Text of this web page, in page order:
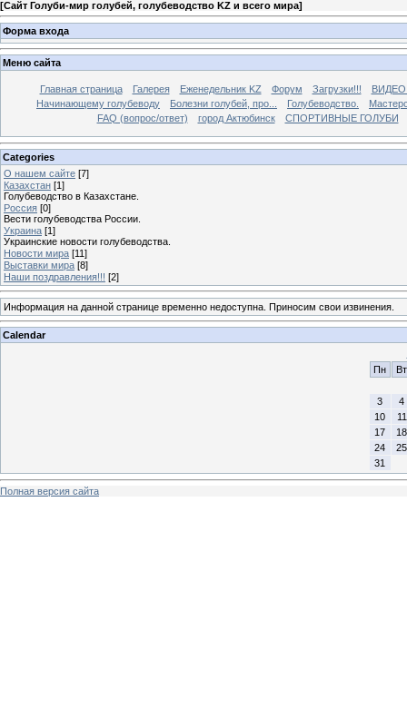
[Сайт Голуби-мир голубей, голубеводство KZ и всего мира]
Форма входа
Меню сайта
Главная страница Галерея Еженедельник KZ Форум Загрузки!!!
Начинающему голубеводу
Болезни голубей, про... Голубеводство.
FAQ (вопрос/ответ)
город Актюбинск СПОРТИВНЫЕ ГОЛУБИ
Categories
О нашем сайте [7]
Казахстан [1]
Голубеводство в Казахстане.
Россия [0]
Вести голубеводства России.
Украина [1]
Украинские новости голубеводства.
Новости мира [11]
Выставки мира [8]
Наши поздравления!!! [2]
Информация на данной странице временно недоступна. Приносим свои извинения.
Calendar
Пн
Вт
3
4
10
11
17
18
24
25
31
Полная версия сайта